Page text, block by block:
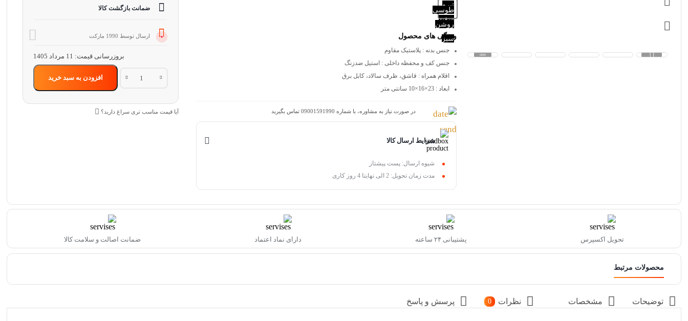
تیره
سفید
طوسی
روشن
سبز
ویژگی های محصول
جنس بدنه: پلاستیک مقاوم
جنس کف و محفظه داخلی: استیل ضدزنگ
اقلام همراه: قاشق، ظرف سالاد، کابل برق
ابعاد: 23×16×10 سانتی متر
در صورت نیاز به مشاوره، با شماره 09001591990 تماس بگیرید
شرایط ارسال کالا
شیوه ارسال: پست پیشتاز
مدت زمان تحویل: 2 الی نهایتا 4 روز کاری
ضمانت بازگشت کالا
ارسال توسط 1990 مارکت
بروزرسانی قیمت: 11 مرداد 1405
ظرف
داخل
استیل
افزودن به سبد خرید
آیا قیمت مناسب تری سراغ دارید؟
تحویل اکسپرس پشتیبانی ۲۴ ساعته دارای نماد اعتماد ضمانت اصالت و سلامت کالا
محصولات مرتبط
توضیحات مشخصات نظرات 0 پرسش و پاسخ